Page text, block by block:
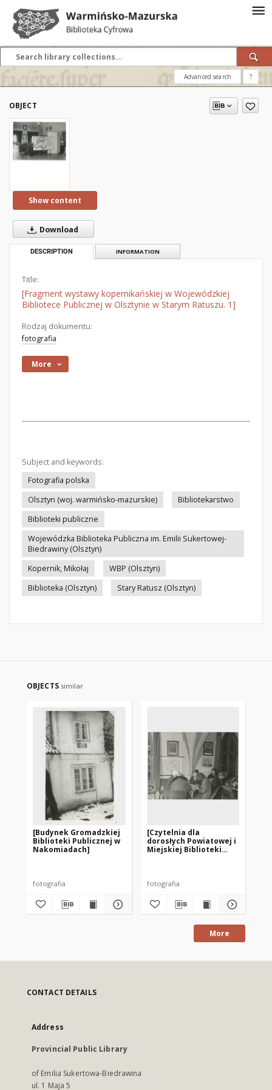
Advanced search ?
OBJECT
Show content
Download
DESCRIPTION INFORMATION
Title:
[Fragment wystawy kopernikańskiej w Wojewódzkiej
Bibliotece Publicznej w Olsztynie w Starym Ratuszu. 1]
Rodzaj dokumentu:
fotografia
More
Subject and keywords:
Fotografia polska
Olsztyn (woj. warmińsko-mazurskie)
Bibliotekarstwo
Biblioteki publiczne
Wojewódzka Biblioteka Publiczna im. Emilii Sukertowej-
Biedrawiny (Olsztyn)
Kopernik, Mikołaj
WBP (Olsztyn)
Biblioteka (Olsztyn)
Stary Ratusz (Olsztyn)
OBJECTS similar
[Budynek Gromadzkiej
Biblioteki Publicznej w
Nakomiadach]
fotografia
[Czytelnia dla
dorosłych Powiatowej i
Miejskiej Biblioteki
fotografia
More
CONTACT DETAILS
Address
Provincial Public Library
of Emilia Sukertowa-Biedrawina
ul. 1 Maja 5